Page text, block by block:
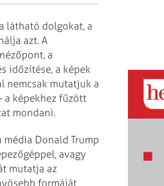
látható dolgokat, a
azt. A
a
időzítése, a képek
nemcsak mutatjuk a
a képekhez fűzött
mondani.
Donald Trump
avagy
mutatja az
formáját